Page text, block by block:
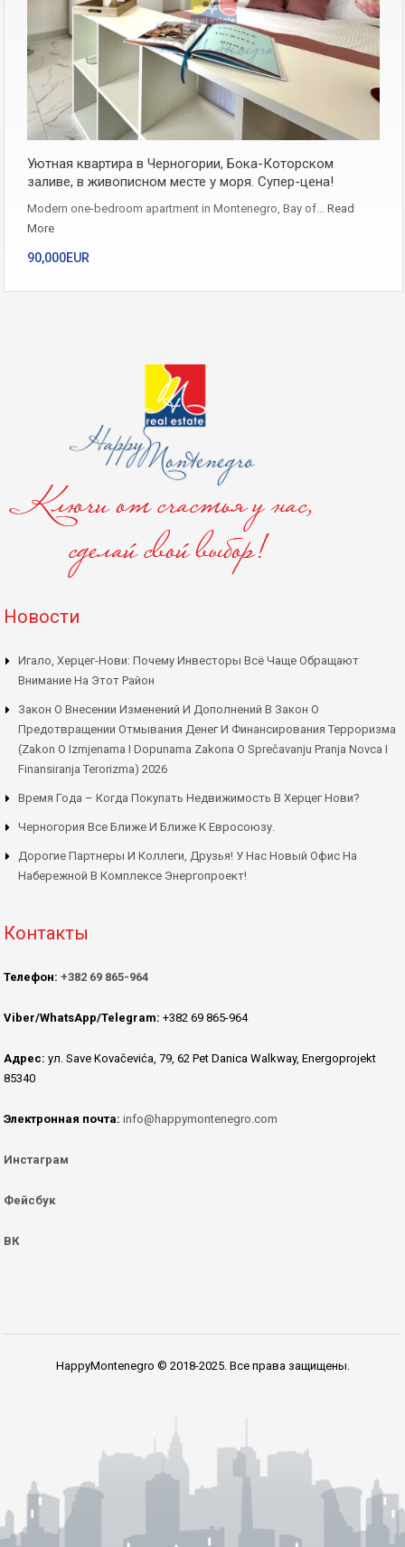
Уютная квартира в Черногории, Бока-Которском
заливе, в живописном месте у моря. Супер-цена!
Modern one-bedroom apartment in Montenegro, Bay of… Read
More
90,000EUR
Новости
Игало, Херцег-Нови: Почему Инвесторы Всё Чаще Обращают
Внимание На Этот Район
Закон О Внесении Изменений И Дополнений В Закон О
Предотвращении Отмывания Денег И Финансирования Терроризма
(Zakon O Izmjenama I Dopunama Zakona O Sprečavanju Pranja Novca I
Finansiranja Terorizma) 2026
Время Года – Когда Покупать Недвижимость В Херцег Нови?
Черногория Все Ближе И Ближе К Евросоюзу.
Дорогие Партнеры И Коллеги, Друзья! У Нас Новый Офис На
Набережной В Комплексе Энергопроект!
Контакты
Телефон: +382 69 865-964
Viber/WhatsApp/Telegram: +382 69 865-964
Адрес: ул. Save Kovačevića, 79, 62 Pet Danica Walkway, Energoprojekt
85340
Электронная почта: info@happymontenegro.com
Инстаграм
Фейсбук
ВК
HappyMontenegro © 2018-2025. Все права защищены.